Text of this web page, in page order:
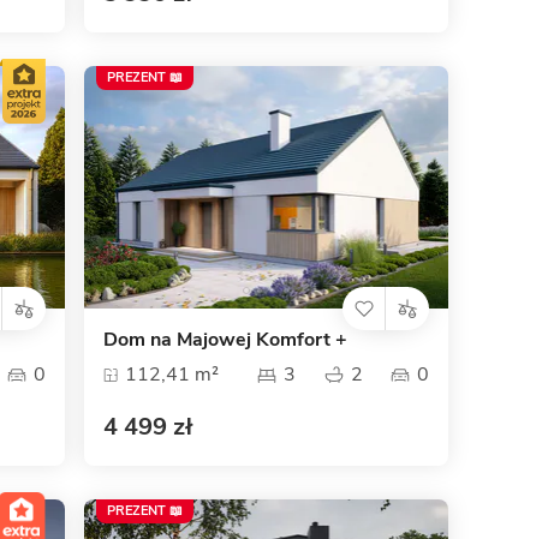
0
Dom na Majowej Komfort +
112,41 m²
3 2 0
4 499 zł
PREZENT 📖
PREZENT 📖